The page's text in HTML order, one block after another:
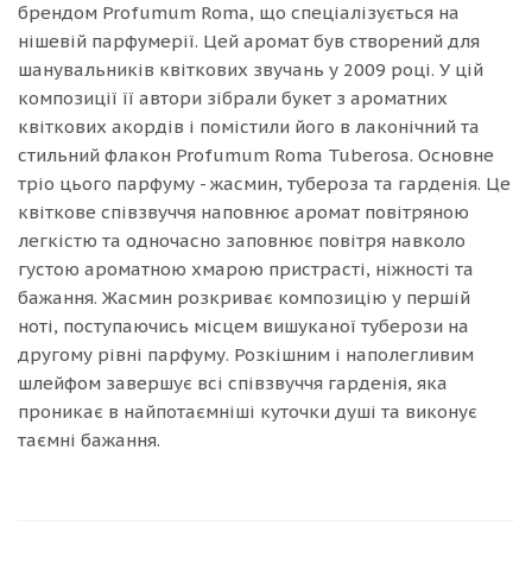
брендом Profumum Roma, що спеціалізується на
нішевій парфумерії. Цей аромат був створений для
шанувальників квіткових звучань у 2009 році. У цій
композиції її автори зібрали букет з ароматних
квіткових акордів і помістили його в лаконічний та
стильний флакон Profumum Roma Tuberosa. Основне
тріо цього парфуму - жасмин, тубероза та гарденія. Це
квіткове співзвуччя наповнює аромат повітряною
легкістю та одночасно заповнює повітря навколо
густою ароматною хмарою пристрасті, ніжності та
бажання. Жасмин розкриває композицію у першій
ноті, поступаючись місцем вишуканої туберози на
другому рівні парфуму. Розкішним і наполегливим
шлейфом завершує всі співзвуччя гарденія, яка
проникає в найпотаємніші куточки душі та виконує
таємні бажання.